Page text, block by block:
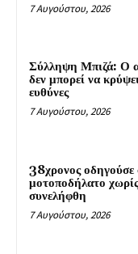
7 Αυγούστου, 2026
Σύλληψη Μπιζά: Ο
δεν μπορεί να
ευθύνες
7 Αυγούστου, 2026
38χρονος
μοτοποδήλατο
συνελήφθη
7 Αυγούστου, 2026